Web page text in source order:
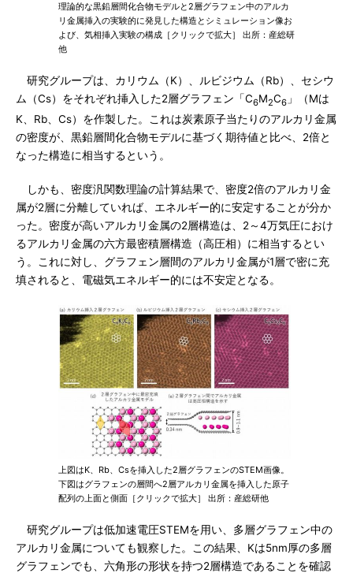
理論的な黒鉛層間化合物モデルと2層グラフェン中のアルカ
リ金属挿入の実験的に発見した構造とシミュレーション像お
よび、気相挿入実験の構成［クリックで拡大］ 出所：産総研
他
研究グループは、カリウム（K）、ルビジウム（Rb）、セシウ
ム（Cs）をそれぞれ挿入した2層グラフェン「C6M2C6 」（Mは
K、Rb、Cs）を作製した。これは炭素原子当たりのアルカリ金属
の密度が、黒鉛層間化合物モデルに基づく期待値と比べ、2倍と
なった構造に相当するという。
しかも、密度汎関数理論の計算結果で、密度2倍のアルカリ金
属が2層に分離していれば、エネルギー的に安定することが分か
った。密度が高いアルカリ金属の2層構造は、2～4万気圧におけ
るアルカリ金属の六方最密積層構造（高圧相）に相当するとい
う。これに対し、グラフェン層間のアルカリ金属が1層で密に充
填されると、電磁気エネルギー的には不安定となる。
上図はK、Rb、Csを挿入した2層グラフェンのSTEM画像。
下図はグラフェンの層間へ2層アルカリ金属を挿入した原子
配列の上面と側面［クリックで拡大］ 出所：産総研他
研究グループは低加速電圧STEMを用い、多層グラフェン中の
アルカリ金属についても観察した。この結果、Kは5nm厚の多層
グラフェンでも、六角形の形状を持つ2層構造であることを確認